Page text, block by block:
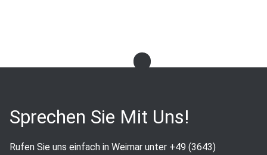
Sprechen Sie Mit Uns!
Rufen Sie uns einfach in Weimar unter +49 (3643)